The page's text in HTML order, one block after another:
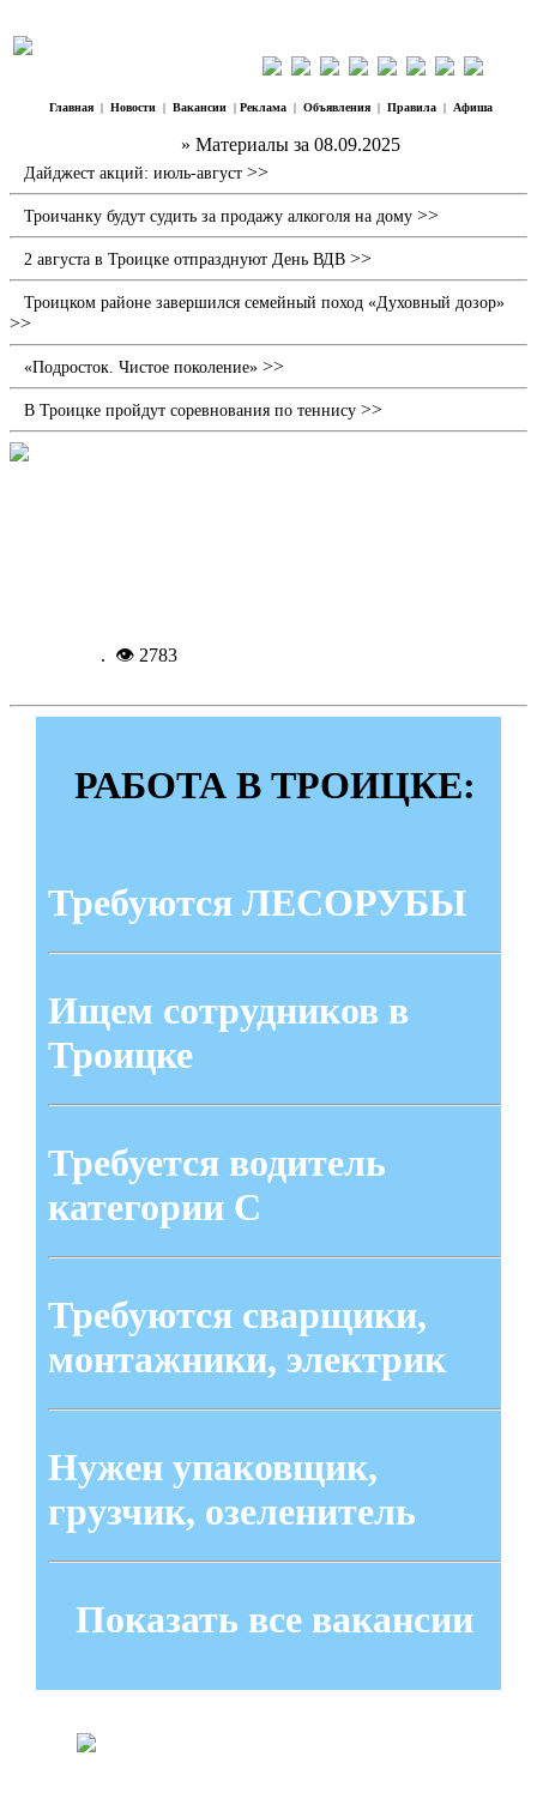
Главная | Новости | Вакансии | Реклама | Объявления | Правила | Афиша
» Материалы за 08.09.2025
Дайджест акций: июль-август >>
Троичанку будут судить за продажу алкоголя на дому >>
2 августа в Троицке отпразднуют День ВДВ >>
Троицком районе завершился семейный поход «Духовный дозор»
>>
«Подросток. Чистое поколение» >>
В Троицке пройдут соревнования по теннису >>
. 👁 2783
РАБОТА В ТРОИЦКЕ:
Требуются ЛЕСОРУБЫ
Ищем сотрудников в
Троицке
Требуется водитель
категории С
Требуются сварщики,
монтажники, электрик
Нужен упаковщик,
грузчик, озеленитель
Показать все вакансии